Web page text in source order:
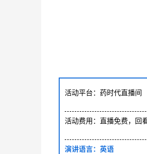
活动平台：药时代直播间
活动费用：直播免费，回
演讲语言：英语